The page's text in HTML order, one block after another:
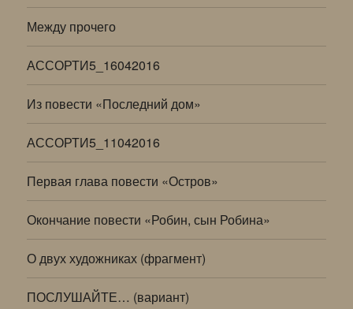
Между прочего
АССОРТИ5_16042016
Из повести «Последний дом»
АССОРТИ5_11042016
Первая глава повести «Остров»
Окончание повести «Робин, сын Робина»
О двух художниках (фрагмент)
ПОСЛУШАЙТЕ… (вариант)